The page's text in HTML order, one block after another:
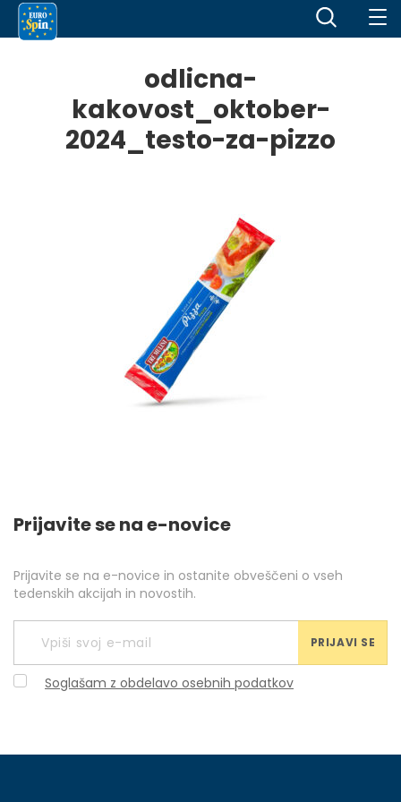
odlicna-
kakovost_oktober-
2024_testo-za-pizzo
Prijavite se na e-novice
Prijavite se na e-novice in ostanite obveščeni o vseh
tedenskih akcijah in novostih.
PRIJAVI SE
Soglašam z obdelavo osebnih podatkov